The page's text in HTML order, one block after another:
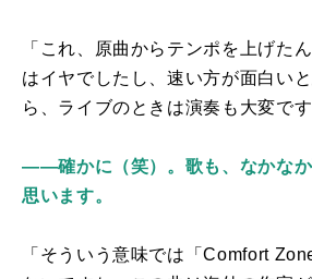
「これ、原曲からテンポを上げた
はイヤでしたし、速い方が面白い
ら、ライブのときは演奏も大変です
――確かに（笑）。歌も、なかなか
思います。
「そういう意味では「Comfort